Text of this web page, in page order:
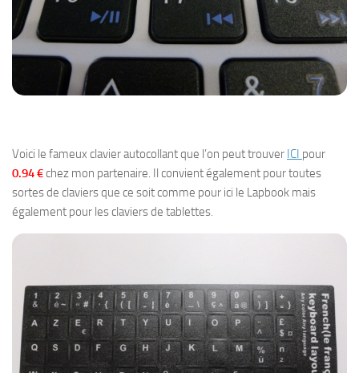
Voici le fameux clavier autocollant que l’on peut trouver ICI pour
0.94 €chez mon partenaire. Il convient également pour toutes
sortes de claviers que ce soit comme pour ici le Lapbook mais
également pour les claviers de tablettes.